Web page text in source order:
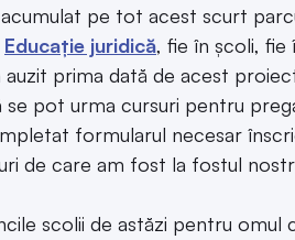
pe tot acest scurt
Educație juridică, fie în școli, fie
prima dată de acest
pot urma cursuri pentru
formularul necesar
de care am fost la fostul
scolii de astăzi pentru omul